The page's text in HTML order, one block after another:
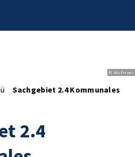
© bbsferrari
Sachgebiet 2.4 Kommunales
2.4